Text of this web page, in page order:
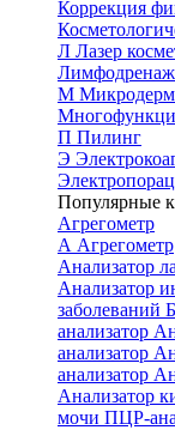
Коррекция
Л Лазер
Лимфодренаж
М
П Пилинг
Э
Популярные
Агрегометр
А Агрегометр
Анализатор
Анализатор
заболеваний
анализатор
анализатор
анализатор
Анализатор
мочи ПЦР-